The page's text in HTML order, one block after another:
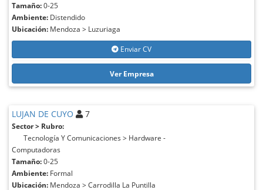
Tamaño:0-25
Ambiente: Distendido
Ubicación: Mendoza > Luzuriaga
Enviar CV
Ver Empresa
LUJAN DE CUYO 7
Sector > Rubro:
Tecnología Y Comunicaciones > Hardware -
Computadoras
Tamaño:0-25
Ambiente: Formal
Ubicación: Mendoza > Carrodilla La Puntilla